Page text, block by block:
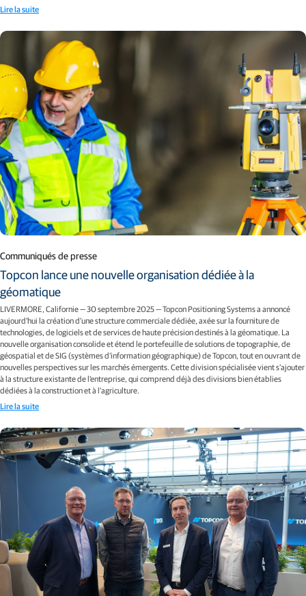
Lire la suite
Communiqués de presse
Topcon lance une nouvelle organisation dédiée à la
géomatique
LIVERMORE, Californie — 30 septembre 2025 — Topcon Positioning Systems a annoncé
aujourd'hui la création d’une structure commerciale dédiée, axée sur la fourniture de
technologies, de logiciels et de services de haute précision destinés à la géomatique. La
nouvelle organisation consolide et étend le portefeuille de solutions de topographie, de
géospatial et de SIG (systèmes d’information géographique) de Topcon, tout en ouvrant de
nouvelles perspectives sur les marchés émergents. Cette division spécialisée vient s’ajouter
à la structure existante de l’entreprise, qui comprend déjà des divisions bien établies
dédiées à la construction et à l’agriculture.
Lire la suite